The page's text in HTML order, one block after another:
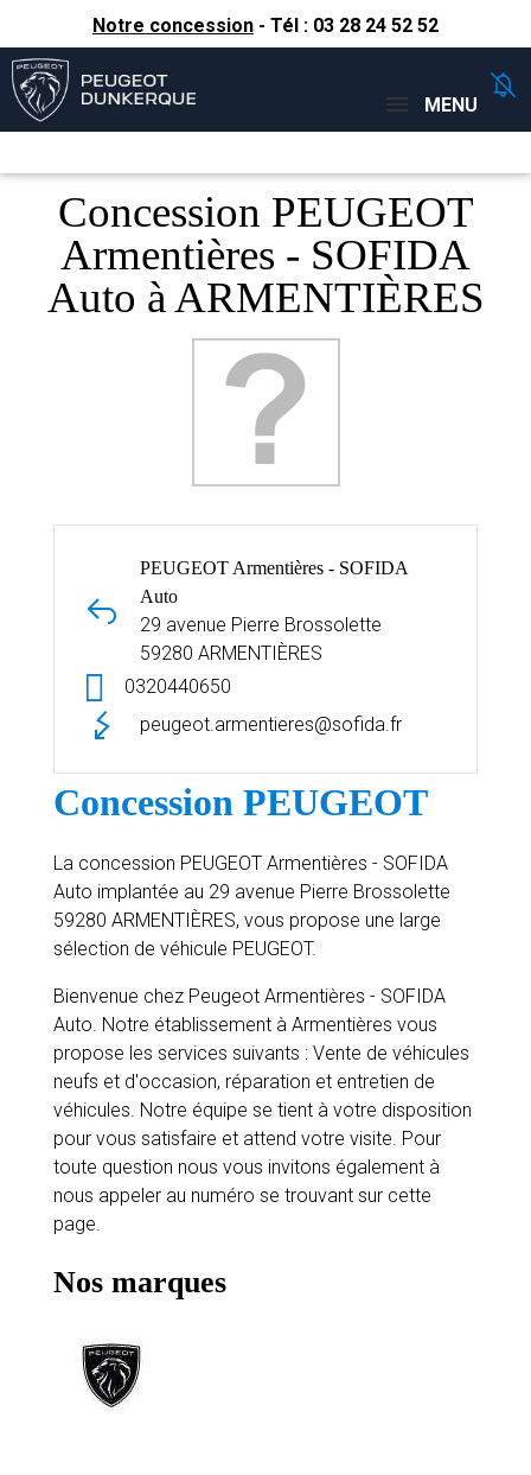
Notre concession - Tél : 03 28 24 52 52
Concessions
MENU
Concession PEUGEOT
Armentières - SOFIDA
Auto à ARMENTIÈRES
PEUGEOT Armentières - SOFIDA
Auto
29 avenue Pierre Brossolette
59280 ARMENTIÈRES
0320440650
peugeot.armentieres@sofida.fr
Concession PEUGEOT
La concession PEUGEOT Armentières - SOFIDA
Auto implantée au 29 avenue Pierre Brossolette
59280 ARMENTIÈRES, vous propose une large
sélection de véhicule PEUGEOT.
Bienvenue chez Peugeot Armentières - SOFIDA
Auto. Notre établissement à Armentières vous
propose les services suivants : Vente de véhicules
neufs et d'occasion, réparation et entretien de
véhicules. Notre équipe se tient à votre disposition
pour vous satisfaire et attend votre visite. Pour
toute question nous vous invitons également à
nous appeler au numéro se trouvant sur cette
page.
Nos marques